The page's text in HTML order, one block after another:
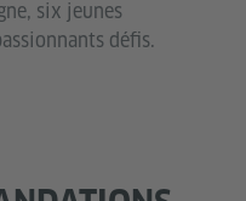
six jeunes
défis.